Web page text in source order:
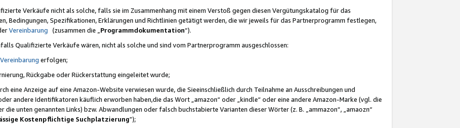
Verkäufe nicht als solche, falls sie im Zusammenhang mit einem Verstoß gegen diesen Vergütungskatalog für das
Bedingungen, Spezifikationen, Erklärungen und Richtlinien getätigt werden, die wir jeweils für das Partnerprogramm festlegen,
Vereinbarung (zusammen die „ Programmdokumentation“).
Qualifizierte Verkäufe wären, nicht als solche und sind vom Partnerprogramm ausgeschlossen:
Vereinbarung erfolgen;
Rückgabe oder Rückerstattung eingeleitet wurde;
eine Anzeige auf eine Amazon-Website verwiesen wurde, die Sieeinschließlich durch Teilnahme an Ausschreibungen und
andere Identifikatoren käuflich erworben haben,die das Wort „amazon“ oder „kindle“ oder eine andere Amazon-Marke (vgl. die
die unten genannten Links) bzw. Abwandlungen oder falsch buchstabierte Varianten dieser Wörter (z. B. „ammazon“, „amaozn“
Kostenpflichtige Suchplatzierung”);